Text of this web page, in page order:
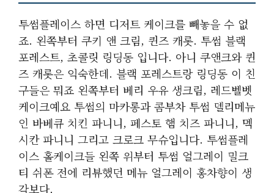
투썸플레이스 하면 디저트 케이크를 빼놓을 수 없
죠. 왼쪽부터 쿠키 앤 크림, 퀸즈 캐롯. 투썸 블랙
포레스트, 초콜릿 링딩동 입니다. 아니 쿠앤크와 퀸
즈 캐롯은 익숙한데. 블랙 포레스트랑 링딩동 이 친
구들은 뭐죠 왼쪽부터 베리 우유 생크림, 레드벨벳
케이크예요 투썸의 마카롱과 콤부차 투썸 델리메뉴
인 바베큐 치킨 파니니, 페스토 햄 치즈 파니니, 멕
시칸 파니니 그리고 크로크 무슈입니다. 투썸플레
이스 홀케이크들 왼쪽 위부터 투썸 얼그레이 밀크
티 쉬폰 전에 리뷰했던 메뉴 얼그레이 홍차향이 생
각보다.